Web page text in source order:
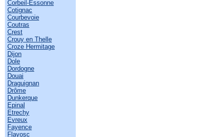
Corbeil-Essonne
Cotignac
Courbevoie
Coutras
Crest
Crouy en Thelle
Croze Hermitage
Dijon
Dole
Dordogne
Douai
Draguignan
Drôme
Dunkerque
Epinal
Etrechy
Evreux
Fayence
Flayosc